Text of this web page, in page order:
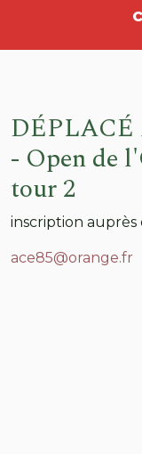
- Open de
tour 2
inscription auprès
ace85@orange.fr